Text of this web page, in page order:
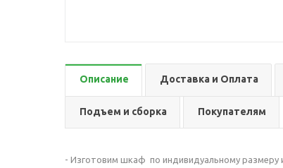
Описание Доставка и Оплата
Подъем и сборка Покупателям
- Изготовим шкаф по индивидуальному размеру